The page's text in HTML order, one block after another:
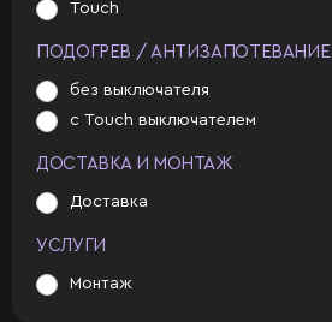
Touch
ПОДОГРЕВ / АНТИЗАПОТЕВАНИЕ
без выключателя
с Touch выключателем
ДОСТАВКА И МОНТАЖ
Доставка
УСЛУГИ
Монтаж